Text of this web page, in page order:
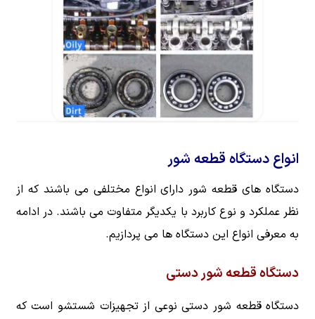
انواع دستگاه قطعه شور
دستگاه های قطعه شور دارای انواع مختلفی می باشند که از
نظر عملکرد و نوع کاربرد با یکدیگر متفاوت می باشند. در ادامه
به معرفی انواع این دستگاه ها می پردازیم.
دستگاه قطعه شور دستی
دستگاه قطعه شور دستی نوعی از تجهیزات شستشو است که